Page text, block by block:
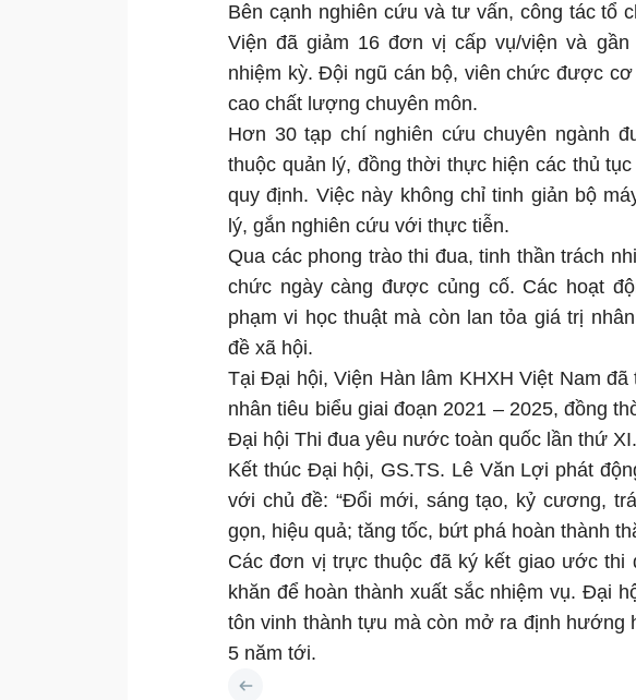
Bên cạnh nghiên cứu và tư vấn, công tác tổ
Viện đã giảm 16 đơn vị cấp vụ/viện và
nhiệm kỳ. Đội ngũ cán bộ, viên chức được
cao chất lượng chuyên môn.
Hơn 30 tạp chí nghiên cứu chuyên ngành
thuộc quản lý, đồng thời thực hiện các thủ
quy định. Việc này không chỉ tinh giản bộ
lý, gắn nghiên cứu với thực tiễn.
Qua các phong trào thi đua, tinh thần trách
chức ngày càng được củng cố. Các hoạt
phạm vi học thuật mà còn lan tỏa giá trị
đề xã hội.
Tại Đại hội, Viện Hàn lâm KHXH Việt Nam
nhân tiêu biểu giai đoạn 2021 – 2025, đồng
Đại hội Thi đua yêu nước toàn quốc lần thứ XI.
Kết thúc Đại hội, GS.TS. Lê Văn Lợi phát
với chủ đề: “Đổi mới, sáng tạo, kỷ cương,
gọn, hiệu quả; tăng tốc, bứt phá hoàn thành
Các đơn vị trực thuộc đã ký kết giao ước
khăn để hoàn thành xuất sắc nhiệm vụ. Đại
tôn vinh thành tựu mà còn mở ra định hướng
5 năm tới.